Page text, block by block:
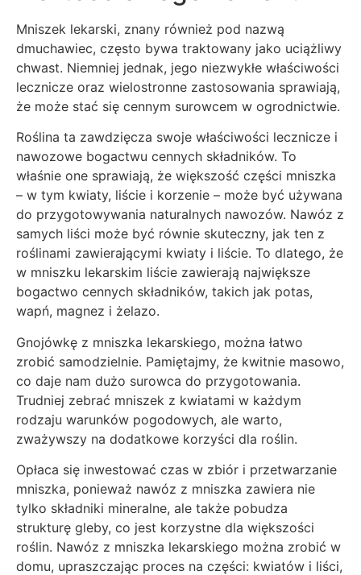
Mniszek lekarski, znany również pod nazwą
dmuchawiec, często bywa traktowany jako uciążliwy
chwast. Niemniej jednak, jego niezwykłe właściwości
lecznicze oraz wielostronne zastosowania sprawiają,
że może stać się cennym surowcem w ogrodnictwie.
Roślina ta zawdzięcza swoje właściwości lecznicze i
nawozowe bogactwu cennych składników. To
właśnie one sprawiają, że większość części mniszka
– w tym kwiaty, liście i korzenie – może być używana
do przygotowywania naturalnych nawozów. Nawóz z
samych liści może być równie skuteczny, jak ten z
roślinami zawierającymi kwiaty i liście. To dlatego, że
w mniszku lekarskim liście zawierają największe
bogactwo cennych składników, takich jak potas,
wapń, magnez i żelazo.
Gnojówkę z mniszka lekarskiego, można łatwo
zrobić samodzielnie. Pamiętajmy, że kwitnie masowo,
co daje nam dużo surowca do przygotowania.
Trudniej zebrać mniszek z kwiatami w każdym
rodzaju warunków pogodowych, ale warto,
zważywszy na dodatkowe korzyści dla roślin.
Opłaca się inwestować czas w zbiór i przetwarzanie
mniszka, ponieważ nawóz z mniszka zawiera nie
tylko składniki mineralne, ale także pobudza
strukturę gleby, co jest korzystne dla większości
roślin. Nawóz z mniszka lekarskiego można zrobić w
domu, upraszczając proces na części: kwiatów i liści,